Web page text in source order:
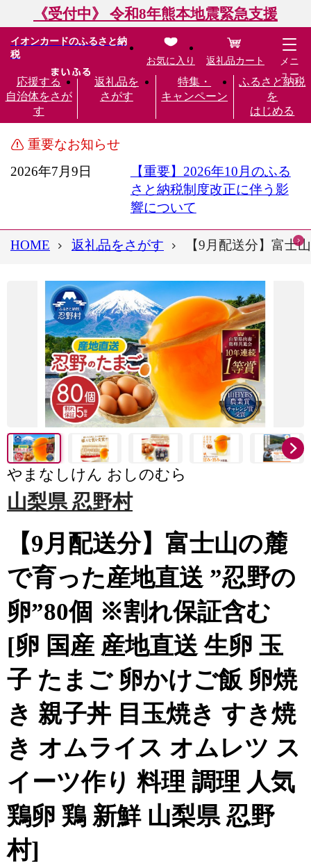
《受付中》 令和8年熊本地震緊急支援
イオンカードのふるさと納
税
応援する
自治体をさが
す
返礼品を
さがす
特集・
キャンペーン
ふるさと納税
を
はじめる
お気に入り 返礼品カート
メニ
ュー
重要なお知らせ
2026年7月9日
【重要】2026年10月のふる
さと納税制度改正に伴う影
響について
HOME 返礼品をさがす 【9月配送分】富士
やまなしけん おしのむら
山梨県 忍野村
【9月配送分】富士山の麓
で育った産地直送 ”忍野の
卵”80個 ※割れ保証含む
[卵 国産 産地直送 生卵 玉
子 たまご 卵かけご飯 卵焼
き 親子丼 目玉焼き すき焼
き オムライス オムレツ ス
イーツ作り 料理 調理 人気
鶏卵 鶏 新鮮 山梨県 忍野
村]